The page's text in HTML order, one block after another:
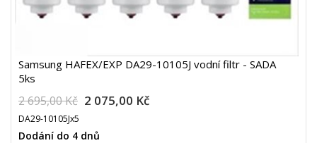
Samsung HAFEX/EXP DA29-10105J vodní filtr - SADA
5ks
2 695,00 Kč 2 075,00 Kč
DA29-10105Jx5
Dodání do 4 dnů